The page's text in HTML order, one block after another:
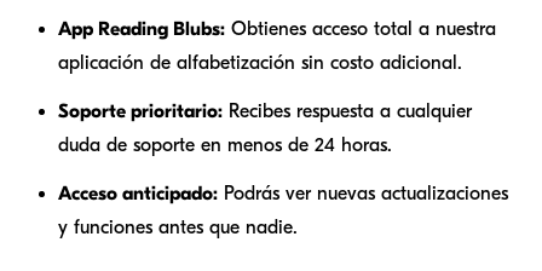
App Reading Blubs: Obtienes acceso total a nuestra
aplicación de alfabetización sin costo adicional.
Soporte prioritario: Recibes respuesta a cualquier
duda de soporte en menos de 24 horas.
Acceso anticipado: Podrás ver nuevas actualizaciones
y funciones antes que nadie.